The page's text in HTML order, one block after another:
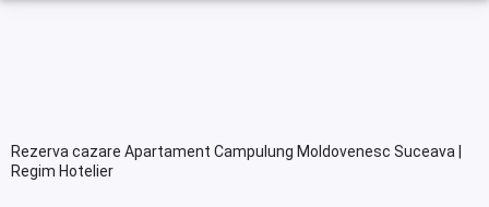
Rezerva cazare Apartament Campulung Moldovenesc Suceava |
Regim Hotelier